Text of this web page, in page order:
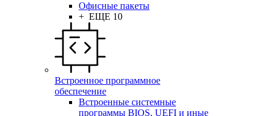
Офисные пакеты
+ ЕЩЕ 10
Встроенное программное
обеспечение
Встроенные системные
программы BIOS, UEFI и иные